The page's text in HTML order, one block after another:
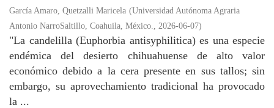
García Amaro, Quetzalli Maricela (Universidad Autónoma Agraria
Antonio NarroSaltillo, Coahuila, México., 2026-06-07)
"La candelilla (Euphorbia antisyphilitica) es una especie
endémica del desierto chihuahuense de alto valor
económico debido a la cera presente en sus tallos; sin
embargo, su aprovechamiento tradicional ha provocado
la ...